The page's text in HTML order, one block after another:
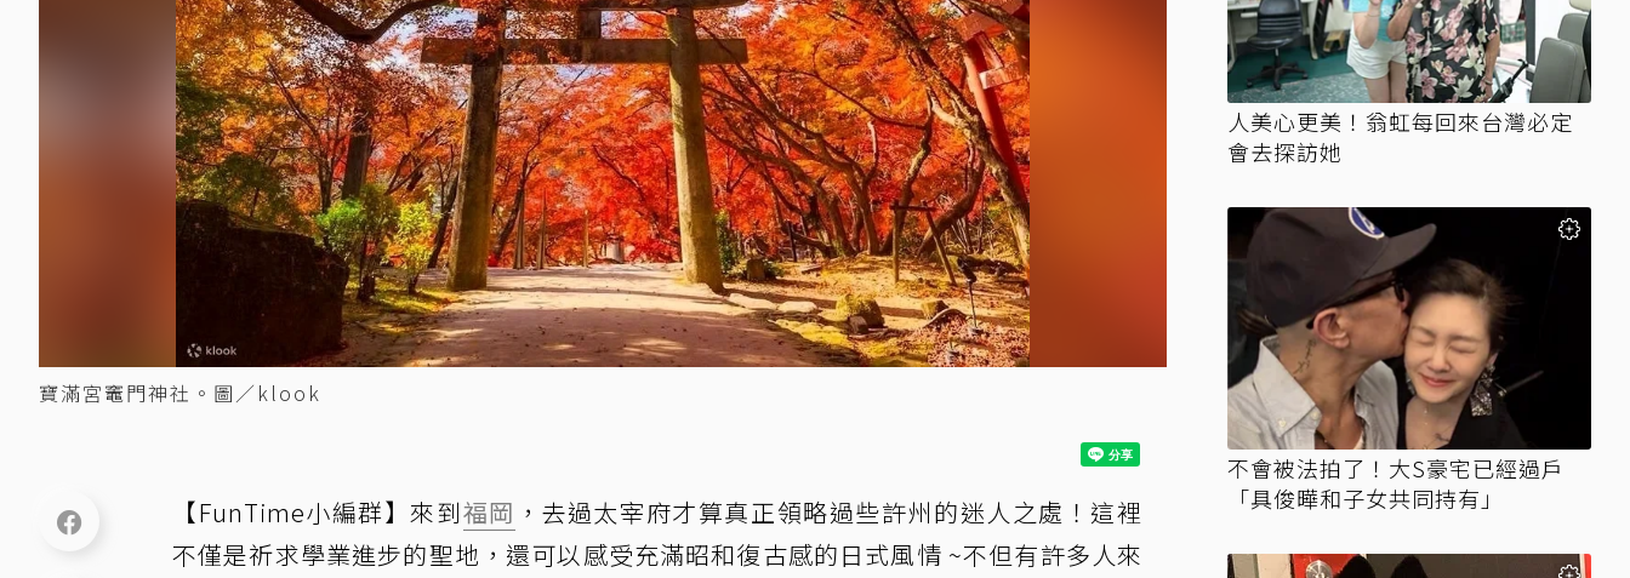
寶滿宮竈門神社。圖／klook
【FunTime小編群】來到福岡 ，去過太宰府才算真正領略過些許州的迷人之處！這裡
不僅是祈求學業進步的聖地，還可以感受充滿昭和復古感的日式風情 ~不但有許多人來
人美心更美！翁虹每回來台灣必定
會去探訪她
不會被法拍了！大S豪宅已經過戶
「具俊曄和子女共同持有」